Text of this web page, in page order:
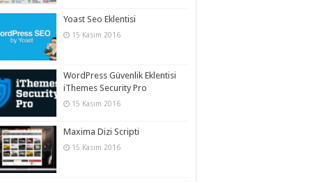
Yoast Seo Eklentisi
15 Kasım 2016
WordPress Güvenlik Eklentisi
iThemes Security Pro
15 Kasım 2016
Maxima Dizi Scripti
15 Kasım 2016